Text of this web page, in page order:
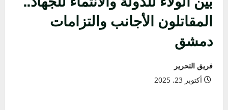
المقاتلون الأجانب والتزامات
دمشق
فريق التحرير
أكتوبر 23, 2025